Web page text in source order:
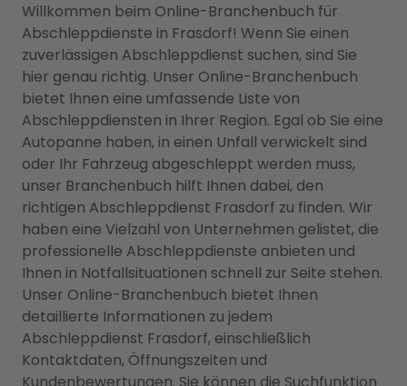
Willkommen beim Online-Branchenbuch für
Abschleppdienste in Frasdorf! Wenn Sie einen
zuverlässigen Abschleppdienst suchen, sind Sie
hier genau richtig. Unser Online-Branchenbuch
bietet Ihnen eine umfassende Liste von
Abschleppdiensten in Ihrer Region. Egal ob Sie eine
Autopanne haben, in einen Unfall verwickelt sind
oder Ihr Fahrzeug abgeschleppt werden muss,
unser Branchenbuch hilft Ihnen dabei, den
richtigen Abschleppdienst Frasdorf zu finden. Wir
haben eine Vielzahl von Unternehmen gelistet, die
professionelle Abschleppdienste anbieten und
Ihnen in Notfallsituationen schnell zur Seite stehen.
Unser Online-Branchenbuch bietet Ihnen
detaillierte Informationen zu jedem
Abschleppdienst Frasdorf, einschließlich
Kontaktdaten, Öffnungszeiten und